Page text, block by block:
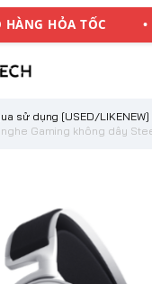
HÀNG HỎA
sử dụng [USED/LIKENEW]
nghe Gaming không dây